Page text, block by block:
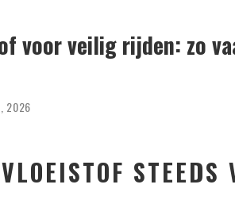
voor veilig rijden: zo
2026
STEEDS